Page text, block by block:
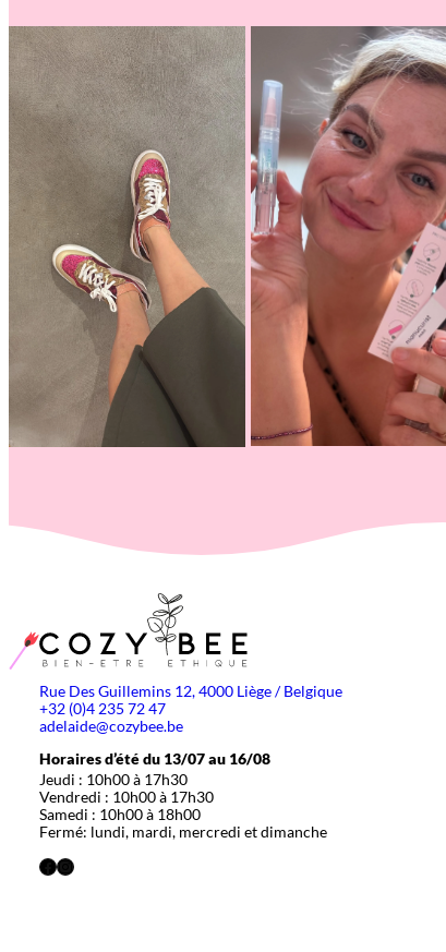
Rue Des Guillemins 12, 4000 Liège / Belgique
+32 (0)4 235 72 47
adelaide@cozybee.be
Horaires d’été du 13/07 au 16/08
Jeudi : 10h00 à 17h30
Vendredi : 10h00 à 17h30
Samedi : 10h00 à 18h00
Fermé: lundi, mardi, mercredi et dimanche
Facebook
Instagram